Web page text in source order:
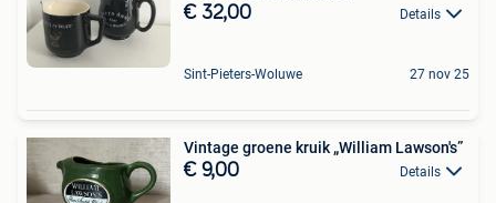
€ 32,00 Details
Sint-Pieters-Woluwe 27 nov 25
Vintage groene kruik „William Lawson's”
€ 9,00 Details